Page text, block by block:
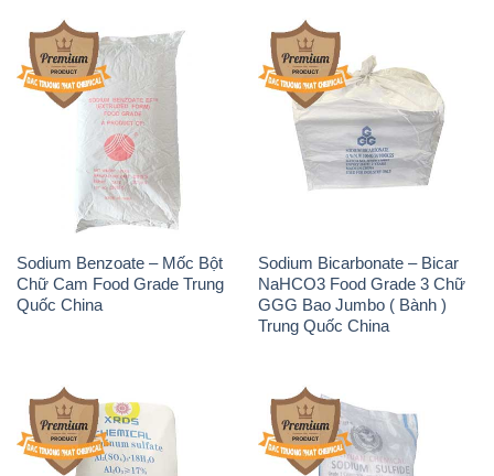
Sodium Benzoate – Mốc Bột
Chữ Cam Food Grade Trung
Quốc China
Sodium Bicarbonate – Bicar
NaHCO3 Food Grade 3 Chữ
GGG Bao Jumbo ( Bành )
Trung Quốc China